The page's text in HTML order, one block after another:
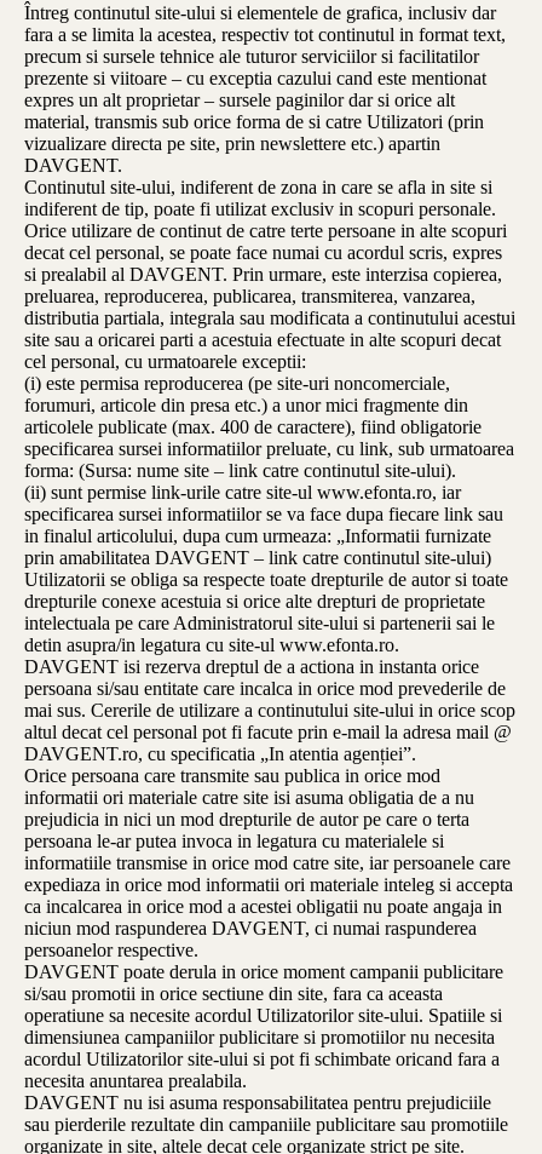
Întreg continutul site-ului si elementele de grafica, inclusiv dar
fara a se limita la acestea, respectiv tot continutul in format text,
precum si sursele tehnice ale tuturor serviciilor si facilitatilor
prezente si viitoare – cu exceptia cazului cand este mentionat
expres un alt proprietar – sursele paginilor dar si orice alt
material, transmis sub orice forma de si catre Utilizatori (prin
vizualizare directa pe site, prin newslettere etc.) apartin
DAVGENT.
Continutul site-ului, indiferent de zona in care se afla in site si
indiferent de tip, poate fi utilizat exclusiv in scopuri personale.
Orice utilizare de continut de catre terte persoane in alte scopuri
decat cel personal, se poate face numai cu acordul scris, expres
si prealabil al DAVGENT. Prin urmare, este interzisa copierea,
preluarea, reproducerea, publicarea, transmiterea, vanzarea,
distributia partiala, integrala sau modificata a continutului acestui
site sau a oricarei parti a acestuia efectuate in alte scopuri decat
cel personal, cu urmatoarele exceptii:
(i) este permisa reproducerea (pe site-uri noncomerciale,
forumuri, articole din presa etc.) a unor mici fragmente din
articolele publicate (max. 400 de caractere), fiind obligatorie
specificarea sursei informatiilor preluate, cu link, sub urmatoarea
forma: (Sursa: nume site – link catre continutul site-ului).
(ii) sunt permise link-urile catre site-ul www.efonta.ro, iar
specificarea sursei informatiilor se va face dupa fiecare link sau
in finalul articolului, dupa cum urmeaza: „Informatii furnizate
prin amabilitatea DAVGENT – link catre continutul site-ului)
Utilizatorii se obliga sa respecte toate drepturile de autor si toate
drepturile conexe acestuia si orice alte drepturi de proprietate
intelectuala pe care Administratorul site-ului si partenerii sai le
detin asupra/in legatura cu site-ul www.efonta.ro.
DAVGENT isi rezerva dreptul de a actiona in instanta orice
persoana si/sau entitate care incalca in orice mod prevederile de
mai sus. Cererile de utilizare a continutului site-ului in orice scop
altul decat cel personal pot fi facute prin e-mail la adresa mail @
DAVGENT.ro, cu specificatia „In atentia agenției”.
Orice persoana care transmite sau publica in orice mod
informatii ori materiale catre site isi asuma obligatia de a nu
prejudicia in nici un mod drepturile de autor pe care o terta
persoana le-ar putea invoca in legatura cu materialele si
informatiile transmise in orice mod catre site, iar persoanele care
expediaza in orice mod informatii ori materiale inteleg si accepta
ca incalcarea in orice mod a acestei obligatii nu poate angaja in
niciun mod raspunderea DAVGENT, ci numai raspunderea
persoanelor respective.
DAVGENT poate derula in orice moment campanii publicitare
si/sau promotii in orice sectiune din site, fara ca aceasta
operatiune sa necesite acordul Utilizatorilor site-ului. Spatiile si
dimensiunea campaniilor publicitare si promotiilor nu necesita
acordul Utilizatorilor site-ului si pot fi schimbate oricand fara a
necesita anuntarea prealabila.
DAVGENT nu isi asuma responsabilitatea pentru prejudiciile
sau pierderile rezultate din campaniile publicitare sau promotiile
organizate in site, altele decat cele organizate strict pe site.